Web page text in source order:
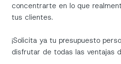
concentrarte en lo que
tus clientes.
¡Solicita ya tu presupuesto
disfrutar de todas las ventajas